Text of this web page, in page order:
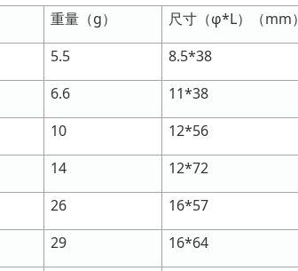
重量（g）
尺寸（φ*L）（mm
5.5
8.5*38
6.6
11*38
10
12*56
14
12*72
26
16*57
29
16*64